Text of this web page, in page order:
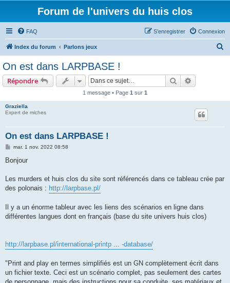
Forum de l'univers du huis clos
FAQ Connexion
S’enregistrer
Index du forum Parlons jeux
On est dans LARPBASE !
Répondre Rechercher
1 message • Page 1 sur 1
Graziella
Expert de miches
On est dans LARPBASE !
M
s
g
mar. 1 nov. 2022 08:58
Bonjour
Les murders et huis clos du site sont référencés dans ce tableau crée par
des polonais : http://larpbase.pl/
Il y a un énorme tableur avec les liens des scénarios en ligne dans
différentes langues dont en français (base du site univers huis clos)
http://larpbase.pl/international-printp ... -database/
"Print and play en termes simplifiés est un GN complètement écrit dans
un fichier texte. Ceci est un scénario complet, pas seulement des cartes